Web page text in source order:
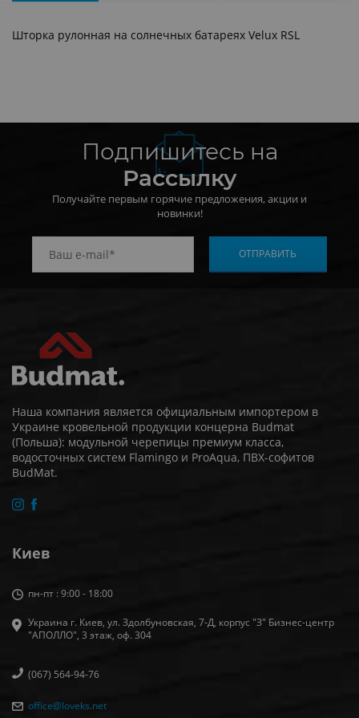
Шторка рулонная на солнечных батареях Velux RSL
Подпишитесь на
Рассылку
Получайте первым горячие предложения, акции и
новинки!
Наша компания является официальным импортером в
Украине кровельной продукции концерна Budmat
(Польша): модульной черепицы премиум класса,
водосточных систем Flamingo и ProAqua, ПВХ-софитов
BudMat.
Киев
пн-пт : 9:00 - 18:00
Украина г. Киев, ул. Здолбуновская, 7-Д, корпус "З" Бизнес-центр
"АПОЛЛО", 3 этаж, оф. 304
(067) 564-94-76
office@loveks.net